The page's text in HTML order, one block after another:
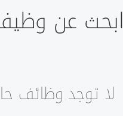
ابحث عن
لا توجد وظائف